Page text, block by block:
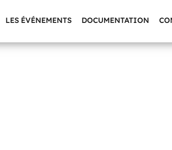
LES ÉVÉNEMENTS DOCUMENTATION